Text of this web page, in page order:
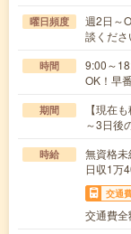
曜日頻度
週2日～
談くださ
時間
9:00～
OK！早
期間
【現在
～3日後
時給
無資格
日収1万
交通
交通費